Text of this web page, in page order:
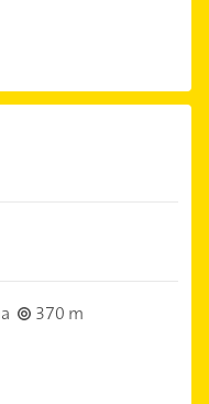
370 m